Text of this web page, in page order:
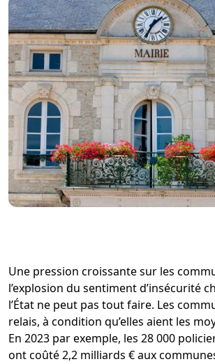
Une pression croissante sur les
l’explosion du sentiment d’insécurité
l’État ne peut pas tout faire. Les
relais, à condition qu’elles aient les
En 2023 par exemple, les 28 000
ont coûté 2,2 milliards € aux